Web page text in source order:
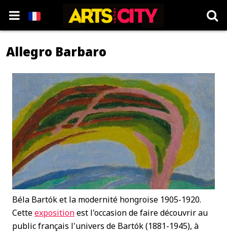
Allegro Barbaro
Béla Bartók et la modernité hongroise 1905-1920.
Cetteexpositionest l'occasion de faire découvrir au
public français l'univers de Bartók (1881-1945), à